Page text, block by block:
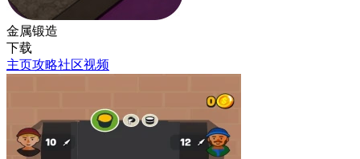
金属锻造
下载
主页攻略社区视频